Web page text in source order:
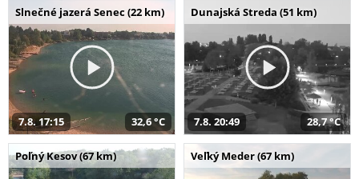
Slnečné jazerá Senec (22 km)
7.8. 17:15 32,6 °C
Dunajská Streda (51 km)
7.8. 20:49 28,7 °C
Poľný Kesov (67 km) Veľký Meder (67 km)